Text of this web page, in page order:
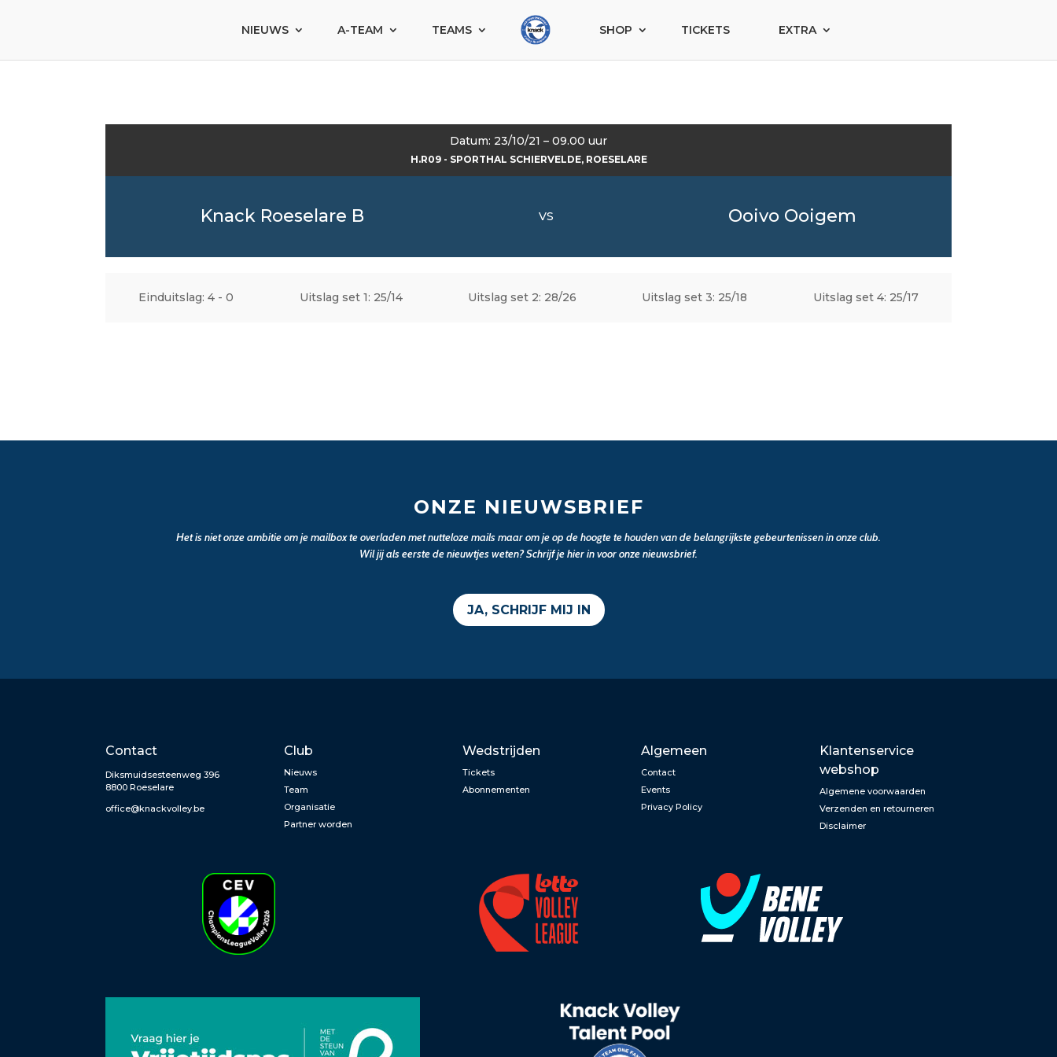
NIEUWS A-TEAM TEAMS SHOP TICKETS EXTRA
Datum: 23/10/21 – 09.00 uur
H.R09 - SPORTHAL SCHIERVELDE, ROESELARE
Knack Roeselare B VS Ooivo Ooigem
Einduitslag: 4 - 0 Uitslag set 1: 25/14 Uitslag set 2: 28/26 Uitslag set 3: 25/18 Uitslag set 4: 25/17
ONZE NIEUWSBRIEF
Het is niet onze ambitie om je mailbox te overladen met nutteloze mails maar om je op de hoogte te houden van de belangrijkste gebeurtenissen in onze club.
Wil jij als eerste de nieuwtjes weten? Schrijf je hier in voor onze nieuwsbrief.
JA, SCHRIJF MIJ IN
Contact
Diksmuidsesteenweg 396
8800 Roeselare
office@knackvolley.be
Club
Nieuws
Team
Organisatie
Partner worden
Wedstrijden
Tickets
Abonnementen
Algemeen
Contact
Events
Privacy Policy
Klantenservice
webshop
Algemene voorwaarden
Verzenden en retourneren
Disclaimer